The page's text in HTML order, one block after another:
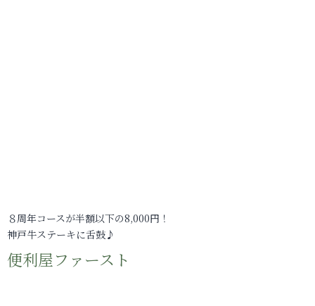
８周年コースが半額以下の8,000円！
神戸牛ステーキに舌鼓♪
便利屋ファースト